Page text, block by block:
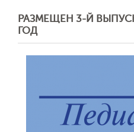
РАЗМЕЩЕН 3-Й
ГОД